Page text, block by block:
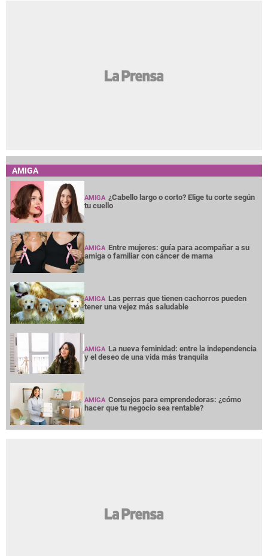
AMIGA
AMIGA ¿Cabello largo o corto? Elige tu corte según
tu cuello
AMIGA Entre mujeres: guía para acompañar a su
amiga o familiar con cáncer de mama
AMIGA Las perras que tienen cachorros pueden
tener una vejez más saludable
AMIGA La nueva feminidad: entre la independencia
y el deseo de una vida más tranquila
AMIGA Consejos para emprendedoras: ¿cómo
hacer que tu negocio sea rentable?